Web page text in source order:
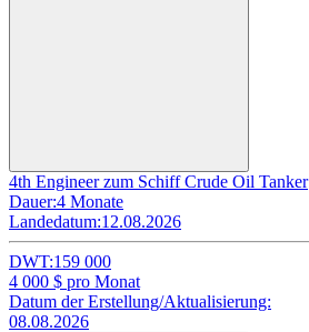
4th Engineer zum Schiff Crude Oil Tanker
Dauer:4 Monate
Landedatum:12.08.2026
DWT:159 000
4 000 $ pro Monat
Datum der Erstellung/Aktualisierung:
08.08.2026